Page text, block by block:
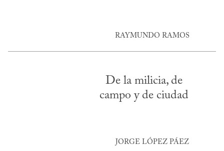
RAYMUNDO RAMOS
De la milicia, de
campo y de ciudad
JORGE LÓPEZ PÁEZ